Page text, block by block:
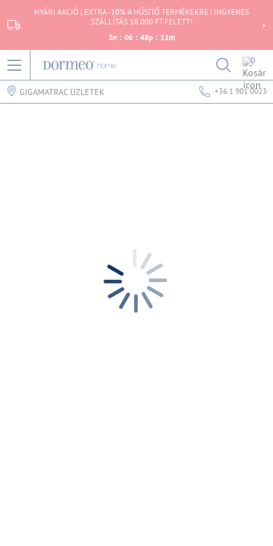
NYÁRI AKCIÓ | EXTRA -10% A HŰSÍTŐ TERMÉKEKRE | INGYENES
SZÁLLÍTÁS 18 000 FT FELETT!
3n : 0ó : 48p : 10m
0
GIGAMATRAC ÜZLETEK +36 1 901 0023